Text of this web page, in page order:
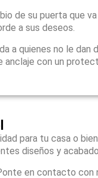
de su puerta que
a sus deseos.
quienes no le dan
con un
para tu casa o
diseños y
en contacto